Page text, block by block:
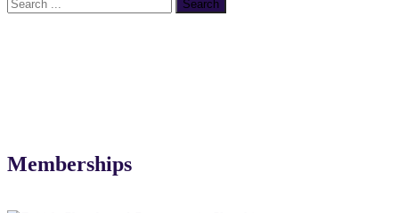
Memberships